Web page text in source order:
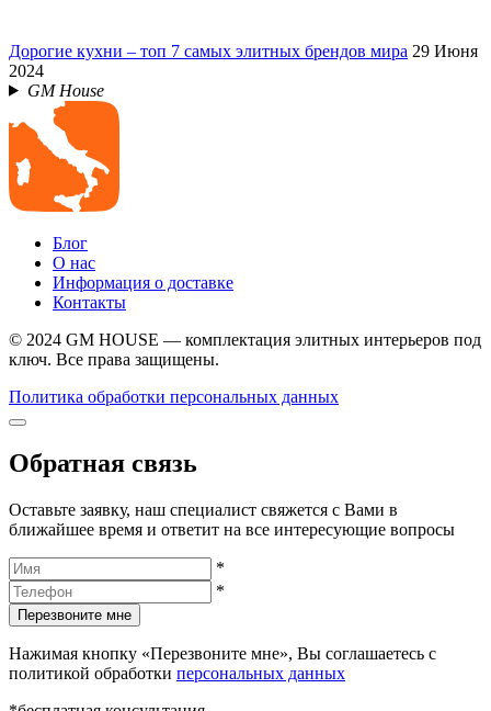
Дорогие кухни – топ 7 самых элитных брендов мира 29 Июня
2024
GM House
Блог
О нас
Информация о доставке
Контакты
© 2024 GM HOUSE — комплектация элитных интерьеров под
ключ. Все права защищены.
Политика обработки персональных данных
Обратная связь
Оставьте заявку, наш специалист свяжется с Вами в
ближайшее время и ответит на все интересующие вопросы
*
*
Перезвоните мне
Нажимая кнопку «Перезвоните мне», Вы соглашаетесь с
политикой обработки персональных данных